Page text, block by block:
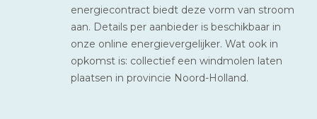
energiecontract biedt deze vorm van stroom
aan. Details per aanbieder is beschikbaar in
onze online energievergelijker. Wat ook in
opkomst is: collectief een windmolen laten
plaatsen in provincie Noord-Holland.